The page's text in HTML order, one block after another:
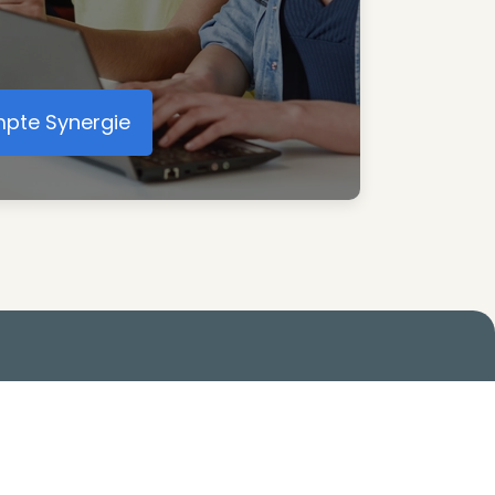
votre compte Synergie
Synergie